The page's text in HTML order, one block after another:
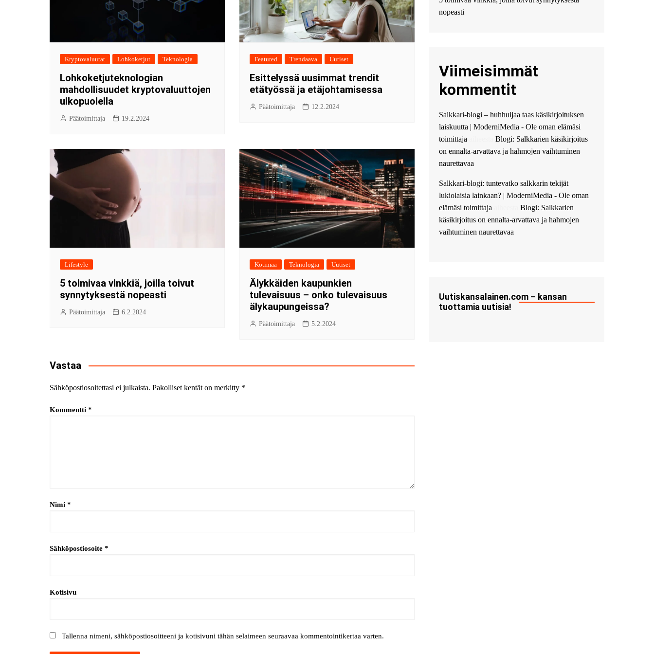
Kryptovaluutat Lohkoketjut Teknologia
Lohkoketjuteknologian
mahdollisuudet kryptovaluuttojen
ulkopuolella
Päätoimittaja 19.2.2024
Featured Trendaava Uutiset
Esittelyssä uusimmat trendit
etätyössä ja etäjohtamisessa
Päätoimittaja 12.2.2024
Lifestyle
5 toimivaa vinkkiä, joilla toivut
synnytyksestä nopeasti
Päätoimittaja 6.2.2024
Kotimaa Teknologia Uutiset
Älykkäiden kaupunkien
tulevaisuus – onko tulevaisuus
älykaupungeissa?
Päätoimittaja 5.2.2024
Vastaa
Sähköpostiosoitettasi ei julkaista. Pakolliset kentät on merkitty *
Kommentti *
Nimi *
Sähköpostiosoite *
Kotisivu
Tallenna nimeni, sähköpostiosoitteeni ja kotisivuni tähän selaimeen seuraavaa kommentointikertaa varten.
высокоприбыльные
guest_5115 :hello
You’ve successfully installed
nopeasti
Viimeisimmät
kommentit
Salkkari-blogi – huhhuijaa taas käsikirjoituksen
laiskuutta | ModerniMedia - Ole oman elämäsi
toimittaja
Blogi: Salkkarien käsikirjoitus
on ennalta-arvattava ja hahmojen vaihtuminen
naurettavaa
Salkkari-blogi: tuntevatko salkkarin tekijät
lukiolaisia lainkaan? | ModerniMedia - Ole oman
elämäsi toimittaja
Blogi: Salkkarien
käsikirjoitus on ennalta-arvattava ja hahmojen
vaihtuminen naurettavaa
Uutiskansalainen.com – kansan
tuottamia uutisia!